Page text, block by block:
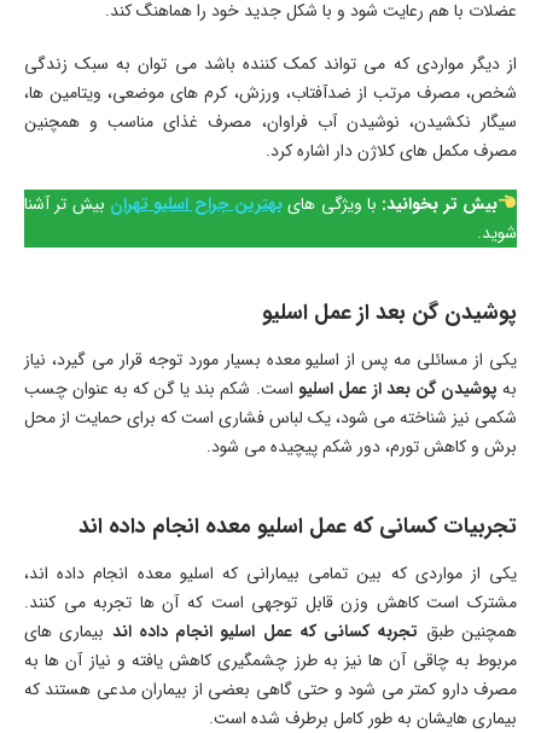
عضلات با هم رعایت شود و با شکل جدید خود را هماهنگ کند.
از دیگر مواردی که می تواند کمک کننده باشد می توان به سبک زندگی
شخص، مصرف مرتب از ضدآفتاب، ورزش، کرم های موضعی، ویتامین ها،
سیگار نکشیدن، نوشیدن آب فراوان، مصرف غذای مناسب و همچنین
مصرف مکمل های کلاژن دار اشاره کرد.
بیش تر بخوانید: با ویژگی هایبهترین جراح اسلیو تهران بیش تر آشنا
شوید.
پوشیدن گن بعد از عمل اسلیو
یکی از مسائلی مه پس از اسلیو معده بسیار مورد توجه قرار می گیرد، نیاز
به پوشیدن گن بعد از عمل اسلیو است. شکم بند یا گن که به عنوان چسب
شکمی نیز شناخته می شود، یک لباس فشاری است که برای حمایت از محل
برش و کاهش تورم، دور شکم پیچیده می شود.
تجربیات کسانی که عمل اسلیو معده انجام داده اند
یکی از مواردی که بین تمامی بیمارانی که اسلیو معده انجام داده اند،
مشترک است کاهش وزن قابل توجهی است که آن ها تجربه می کنند.
همچنین طبق تجربه کسانی که عمل اسلیو انجام داده اند بیماری های
مربوط به چاقی آن ها نیز به طرز چشمگیری کاهش یافته و نیاز آن ها به
مصرف دارو کمتر می شود و حتی گاهی بعضی از بیماران مدعی هستند که
بیماری هایشان به طور کامل برطرف شده است.